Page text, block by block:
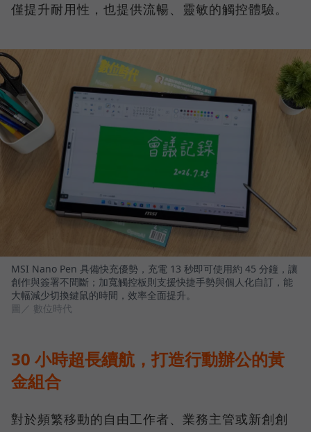
僅提升耐用性，也提供流暢、靈敏的觸控體驗。
MSI Nano Pen 具備快充優勢，充電 13 秒即可使用約 45 分鐘，讓
創作與簽署不間斷；加寬觸控板則支援快捷手勢與個人化自訂，能
大幅減少切換鍵鼠的時間，效率全面提升。
圖／ 數位時代
30 小時超長續航，打造行動辦公的黃
金組合
對於頻繁移動的自由工作者、業務主管或新創創